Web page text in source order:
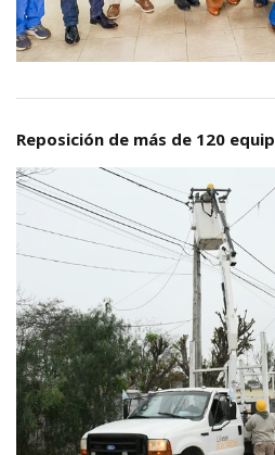
Reposición de más de 120